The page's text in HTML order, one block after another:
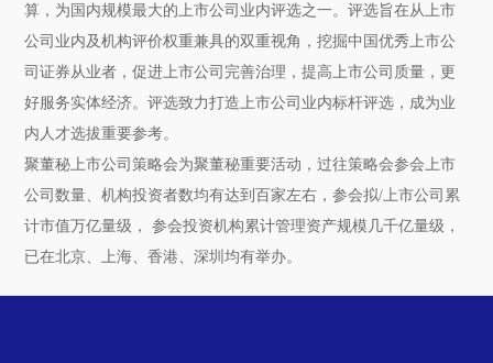
算，为国内规模最大的上市公司业内评选之一。评选旨在从上市
公司业内及机构评价权重兼具的双重视角，挖掘中国优秀上市公
司证券从业者，促进上市公司完善治理，提高上市公司质量，更
好服务实体经济。评选致力打造上市公司业内标杆评选，成为业
内人才选拔重要参考。
聚董秘上市公司策略会为聚董秘重要活动，过往策略会参会上市
公司数量、机构投资者数均有达到百家左右，参会拟/上市公司累
计市值万亿量级， 参会投资机构累计管理资产规模几千亿量级，
已在北京、上海、香港、深圳均有举办。